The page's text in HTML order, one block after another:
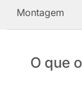
Montagem
O que